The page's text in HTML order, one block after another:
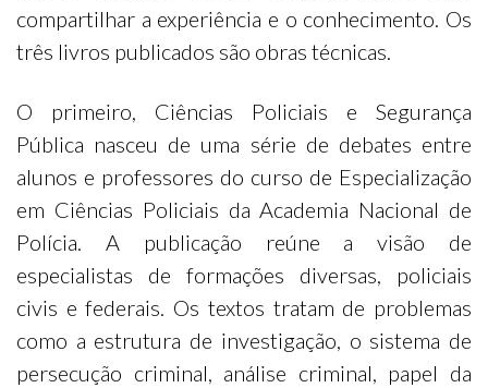
compartilhar a experiência e o conhecimento. Os
três livros publicados são obras técnicas.
O primeiro, Ciências Policiais e Segurança
Pública nasceu de uma série de debates entre
alunos e professores do curso de Especialização
em Ciências Policiais da Academia Nacional de
Polícia. A publicação reúne a visão de
especialistas de formações diversas, policiais
civis e federais. Os textos tratam de problemas
como a estrutura de investigação, o sistema de
persecução criminal, análise criminal, papel da